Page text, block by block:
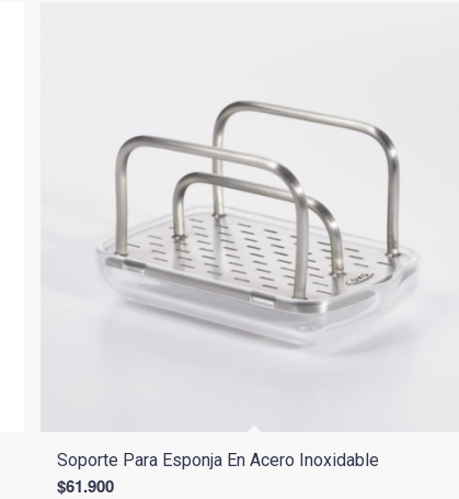
Soporte Para Esponja En Acero Inoxidable
$61.900